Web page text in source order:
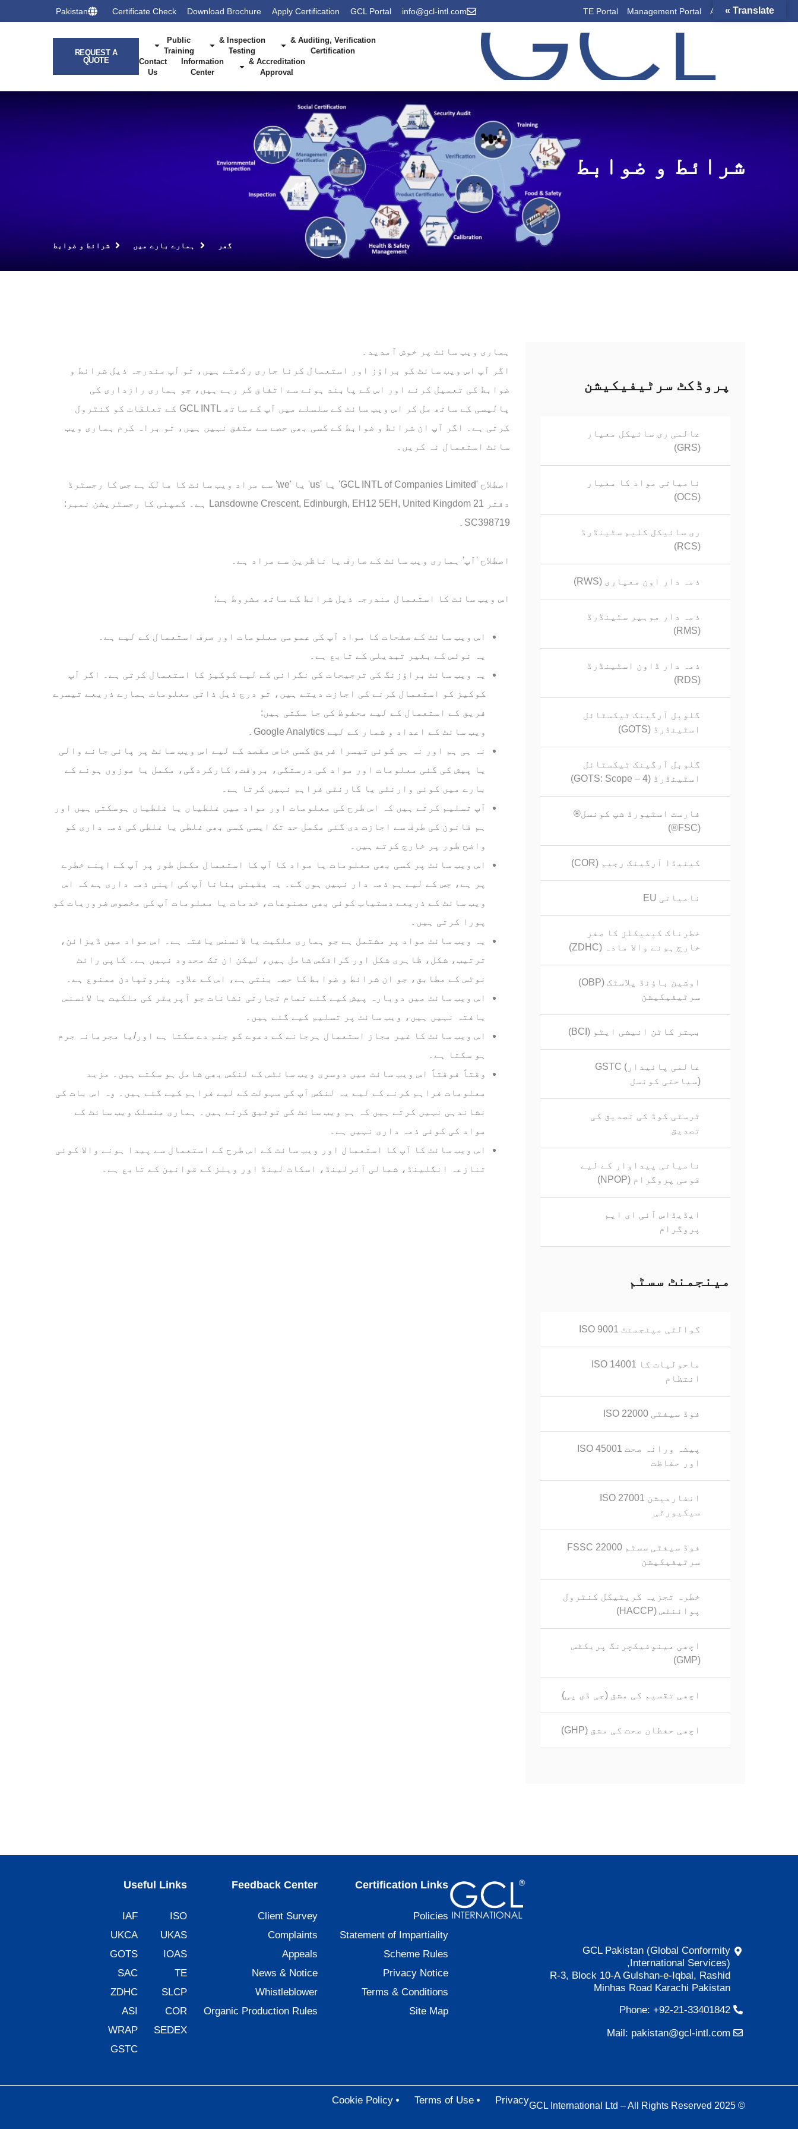
Academy
Management Portal
TE Portal
info@gcl-intl.com
GCL Portal
Apply Certification
Download Brochure
Certificate Check
Pakistan
Auditing, Verification &
Certification
Inspection &
Testing
Public
Training
Accreditation &
Approval
Information
Center
Contact
Us
REQUEST A
QUOTE
شرائط و ضوابط
گھر ہمارے بارے میں شرائط و ضوابط
پروڈکٹ سرٹیفیکیشن
عالمی ری سائیکل معیار
(GRS)
نامیاتی مواد کا معیار
(OCS)
ری سائیکل کلیم سٹینڈرڈ
(RCS)
ذمہ دار اون معیاری (RWS)
ذمہ دار موہیر سٹینڈرڈ
(RMS)
ذمہ دار ڈاون اسٹینڈرڈ
(RDS)
گلوبل آرگینک ٹیکسٹائل
اسٹینڈرڈ (GOTS)
گلوبل آرگینک ٹیکسٹائل
اسٹینڈرڈ (GOTS: Scope – 4)
فارسٹ اسٹیورڈ شپ کونسل®
(FSC®)
کینیڈا آرگینک رجیم (COR)
EU نامیاتی
خطرناک کیمیکلز کا صفر
خارج ہونے والا مادہ (ZDHC)
اوشین باؤنڈ پلاسٹک (OBP)
سرٹیفیکیشن
بہتر کاٹن انیشی ایٹو (BCI)
GSTC (عالمی پائیدار
سیاحتی کونسل)
ٹرسٹی کوڈ کی تصدیق کی
تصدیق
نامیاتی پیداوار کے لیے
قومی پروگرام (NPOP)
ایڈیڈاس آئی ای ایم
پروگرام
مینجمنٹ سسٹم
ISO 9001 کوالٹی مینجمنٹ
ISO 14001 ماحولیات کا
انتظام
ISO 22000 فوڈ سیفٹی
ISO 45001 پیشہ ورانہ صحت
اور حفاظت
ISO 27001 انفارمیشن
سیکیورٹی
FSSC 22000 فوڈ سیفٹی سسٹم
سرٹیفیکیشن
خطرہ تجزیہ کریٹیکل کنٹرول
پوائنٹس (HACCP)
اچھی مینوفیکچرنگ پریکٹس
(GMP)
اچھی تقسیم کی مشق (جی ڈی پی)
اچھی حفظان صحت کی مشق (GHP)
ہماری ویب سائٹ پر خوش آمدید۔
اگر آپ اس ویب سائٹ کو براؤز اور استعمال کرنا جاری رکھتے ہیں، تو آپ مندرجہ ذیل شرائط و
ضوابط کی تعمیل کرنے اور اس کے پابند ہونے سے اتفاق کر رہے ہیں، جو ہماری رازداری کی
پالیسی کے ساتھ مل کر اس ویب سائٹ کے سلسلے میں آپ کے ساتھ GCL INTL کے تعلقات کو کنٹرول
کرتی ہے۔ اگر آپ ان شرائط و ضوابط کے کسی بھی حصے سے متفق نہیں ہیں، تو براہ کرم ہماری ویب
سائٹ استعمال نہ کریں۔
اصطلاح 'GCL INTL of Companies Limited' یا 'us' یا 'we' سے مراد ویب سائٹ کا مالک ہے جس کا رجسٹرڈ
دفتر 21 Lansdowne Crescent, Edinburgh, EH12 5EH, United Kingdom ہے۔ کمپنی کا رجسٹریشن نمبر:
SC398719۔
اصطلاح 'آپ' ہماری ویب سائٹ کے صارف یا ناظرین سے مراد ہے۔
اس ویب سائٹ کا استعمال مندرجہ ذیل شرائط کے ساتھ مشروط ہے:
اس ویب سائٹ کے صفحات کا مواد آپ کی عمومی معلومات اور صرف استعمال کے لیے ہے۔
یہ نوٹس کے بغیر تبدیلی کے تابع ہے۔
یہ ویب سائٹ براؤزنگ کی ترجیحات کی نگرانی کے لیے کوکیز کا استعمال کرتی ہے۔ اگر آپ
کوکیز کو استعمال کرنے کی اجازت دیتے ہیں، تو درج ذیل ذاتی معلومات ہمارے ذریعے تیسرے
فریق کے استعمال کے لیے محفوظ کی جا سکتی ہیں:
ویب سائٹ کے اعداد و شمار کے لیے Google Analytics۔
نہ ہی ہم اور نہ ہی کوئی تیسرا فریق کسی خاص مقصد کے لیے اس ویب سائٹ پر پائی جانے والی
یا پیش کی گئی معلومات اور مواد کی درستگی، بروقت، کارکردگی، مکمل یا موزوں ہونے کے
بارے میں کوئی وارنٹی یا گارنٹی فراہم نہیں کرتا ہے۔
آپ تسلیم کرتے ہیں کہ اس طرح کی معلومات اور مواد میں غلطیاں یا غلطیاں ہوسکتی ہیں اور
ہم قانون کی طرف سے اجازت دی گئی مکمل حد تک ایسی کسی بھی غلطی یا غلطی کی ذمہ داری کو
واضح طور پر خارج کرتے ہیں۔
اس ویب سائٹ پر کسی بھی معلومات یا مواد کا آپ کا استعمال مکمل طور پر آپ کے اپنے خطرے
پر ہے، جس کے لیے ہم ذمہ دار نہیں ہوں گے۔ یہ یقینی بنانا آپ کی اپنی ذمہ داری ہے کہ اس
ویب سائٹ کے ذریعے دستیاب کوئی بھی مصنوعات، خدمات یا معلومات آپ کی مخصوص ضروریات کو
پورا کرتی ہیں۔
یہ ویب سائٹ مواد پر مشتمل ہے جو ہماری ملکیت یا لائسنس یافتہ ہے۔ اس مواد میں ڈیزائن،
ترتیب، شکل، ظاہری شکل اور گرافکس شامل ہیں، لیکن ان تک محدود نہیں ہے۔ کاپی رائٹ
نوٹس کے مطابق، جو ان شرائط و ضوابط کا حصہ بنتی ہے، اس کے علاوہ پنروتپادن ممنوع ہے۔
اس ویب سائٹ میں دوبارہ پیش کیے گئے تمام تجارتی نشانات جو آپریٹر کی ملکیت یا لائسنس
یافتہ نہیں ہیں، ویب سائٹ پر تسلیم کیے گئے ہیں۔
اس ویب سائٹ کا غیر مجاز استعمال ہرجانے کے دعوے کو جنم دے سکتا ہے اور/یا مجرمانہ جرم
ہو سکتا ہے۔
وقتاً فوقتاً اس ویب سائٹ میں دوسری ویب سائٹس کے لنکس بھی شامل ہو سکتے ہیں۔ مزید
معلومات فراہم کرنے کے لیے یہ لنکس آپ کی سہولت کے لیے فراہم کیے گئے ہیں۔ وہ اس بات کی
نشاندہی نہیں کرتے ہیں کہ ہم ویب سائٹ کی توثیق کرتے ہیں۔ ہماری منسلک ویب سائٹ کے
مواد کی کوئی ذمہ داری نہیں ہے۔
اس ویب سائٹ کا آپ کا استعمال اور ویب سائٹ کے اس طرح کے استعمال سے پیدا ہونے والا کوئی
تنازعہ انگلینڈ، شمالی آئرلینڈ، اسکاٹ لینڈ اور ویلز کے قوانین کے تابع ہے۔
GCL Pakistan (Global Conformity
International Services),
R-3, Block 10-A Gulshan-e-Iqbal, Rashid
Minhas Road Karachi Pakistan
Phone: +92-21-33401842
Mail: pakistan@gcl-intl.com
Certification Links
Policies
Statement of Impartiality
Scheme Rules
Privacy Notice
Terms & Conditions
Site Map
Feedback Center
Client Survey
Complaints
Appeals
News & Notice
Whistleblower
Organic Production Rules
Useful Links
ISO
UKAS
IOAS
TE
SLCP
COR
SEDEX
IAF
UKCA
GOTS
SAC
ZDHC
ASI
WRAP
GSTC
© 2025 GCL International Ltd – All Rights Reserved
Privacy
Terms of Use
Cookie Policy
Translate »